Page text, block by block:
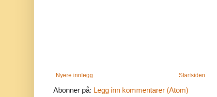
Nyere innlegg Startsiden
Abonner på: Legg inn kommentarer (Atom)